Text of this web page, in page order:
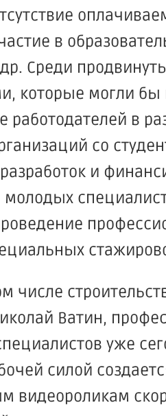
в
Среди
которые могли
в
со
и
молодых
числе
Ватин,
уже
силой
видеороликам